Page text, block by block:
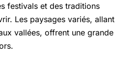
festivals et des traditions
Les paysages variés, allant
vallées, offrent une grande